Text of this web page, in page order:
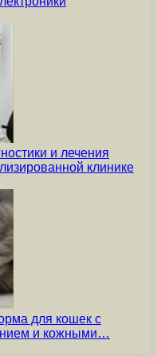
и лечения
клинике
для кошек с
и кожными…